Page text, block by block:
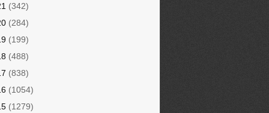
(342)
(284)
(199)
(488)
(838)
(1054)
(1279)